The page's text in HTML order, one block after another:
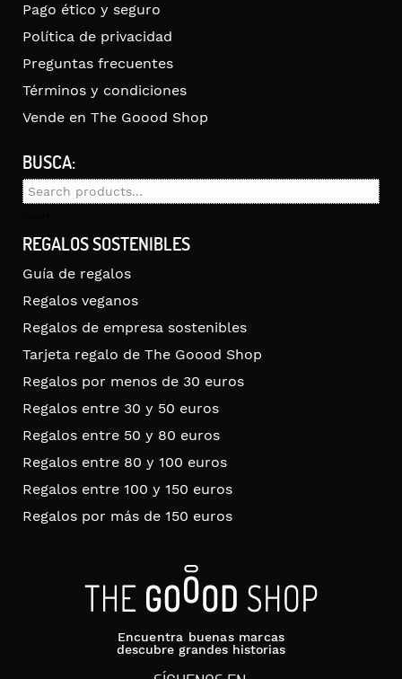
Pago ético y seguro
Política de privacidad
Preguntas frecuentes
Términos y condiciones
Vende en The Goood Shop
BUSCA:
Search
REGALOS SOSTENIBLES
Guía de regalos
Regalos veganos
Regalos de empresa sostenibles
Tarjeta regalo de The Goood Shop
Regalos por menos de 30 euros
Regalos entre 30 y 50 euros
Regalos entre 50 y 80 euros
Regalos entre 80 y 100 euros
Regalos entre 100 y 150 euros
Regalos por más de 150 euros
Encuentra buenas marcas
descubre grandes historias